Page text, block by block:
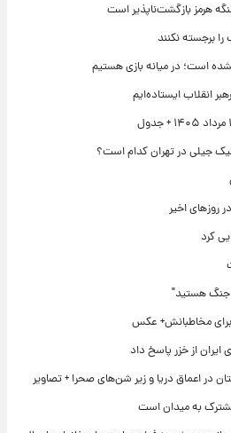
هرمز بازگشت‌ناپذیر است
برجسته نکنند
است؛ در میانه بازی هستیم
انقلاب ایستاده‌ایم
جیلی در تهران کدام است؟
روزهای اخیر
کرد
جنگ هستید"
مخاطبانش+ عکس
اعماق دریا و زیر شن‌های صحرا + تصاویر
به میدان است